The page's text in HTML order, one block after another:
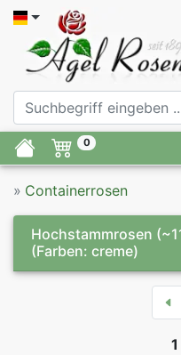
0
» Containerrosen
Hochstammrosen
(Farben: creme)
1